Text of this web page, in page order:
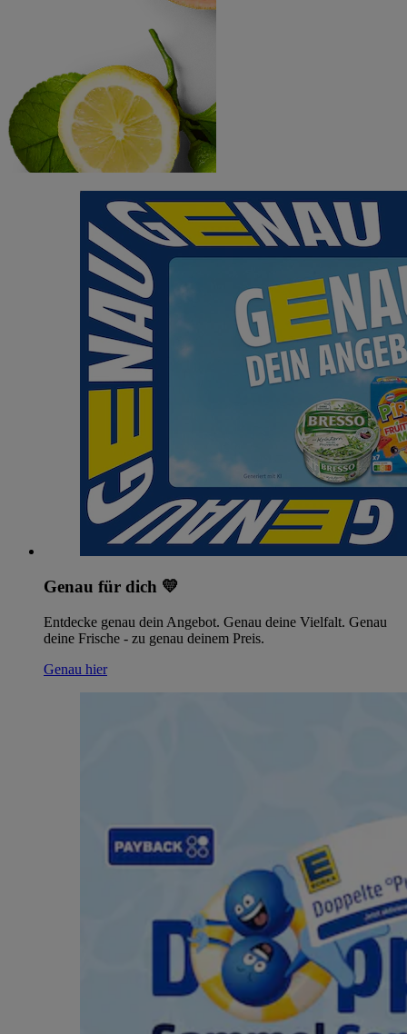
Genau für dich 💛
Entdecke genau dein Angebot. Genau deine Vielfalt. Genau
deine Frische - zu genau deinem Preis.
Genau hier